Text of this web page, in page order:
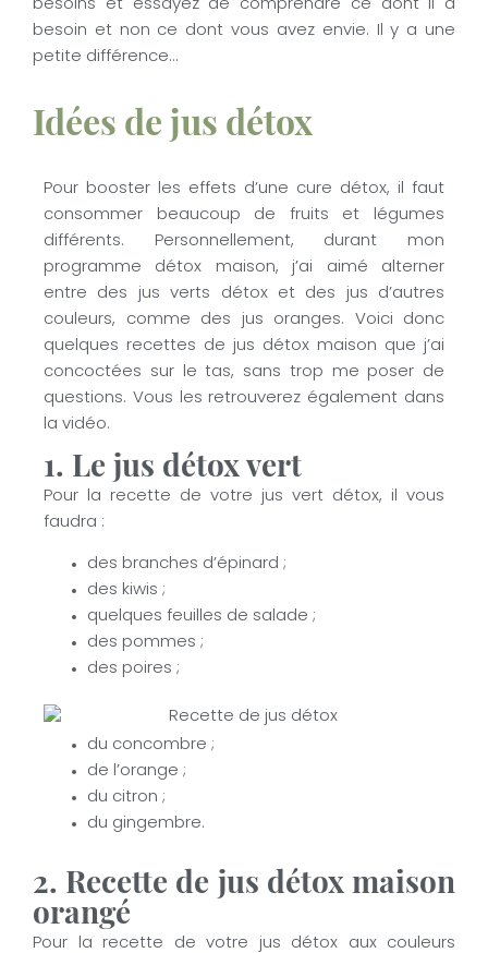
besoins et essayez de comprendre ce dont il a
besoin et non ce dont vous avez envie. Il y a une
petite différence…
Idées de jus détox
Pour booster les effets d’une cure détox, il faut
consommer beaucoup de fruits et légumes
différents. Personnellement, durant mon
programme détox maison, j’ai aimé alterner
entre des jus verts détox et des jus d’autres
couleurs, comme des jus oranges. Voici donc
quelques recettes de jus détox maison que j’ai
concoctées sur le tas, sans trop me poser de
questions. Vous les retrouverez également dans
la vidéo.
1. Le jus détox vert
Pour la recette de votre jus vert détox, il vous
faudra :
des branches d’épinard ;
des kiwis ;
quelques feuilles de salade ;
des pommes ;
des poires ;
du concombre ;
de l’orange ;
du citron ;
du gingembre.
2. Recette de jus détox maison
orangé
Pour la recette de votre jus détox aux couleurs